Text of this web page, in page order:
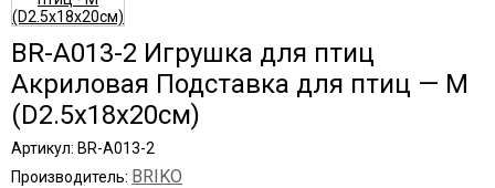
BR-A013-2 Игрушка для птиц
Акриловая Подставка для птиц — М
(D2.5x18x20см)
Артикул: BR-A013-2
Производитель: BRIKO